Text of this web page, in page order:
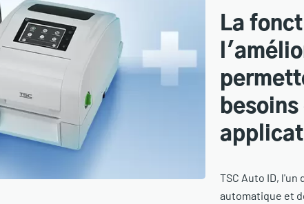
La
TSC Auto ID,
automatique et